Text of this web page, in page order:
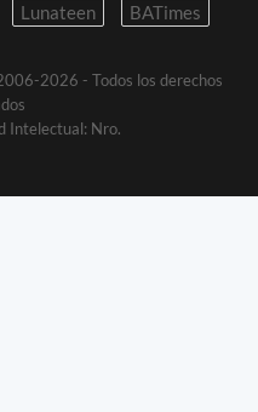
Lunateen BATimes
2026 - Todos los derechos
Intelectual: Nro.